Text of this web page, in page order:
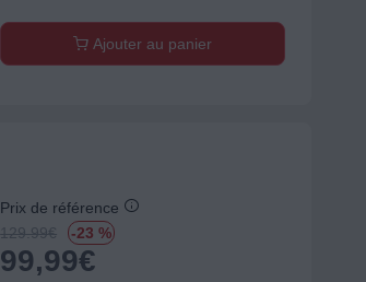
Ajouter au panier
Prix de référence
129.99€ -23 %
99,99€